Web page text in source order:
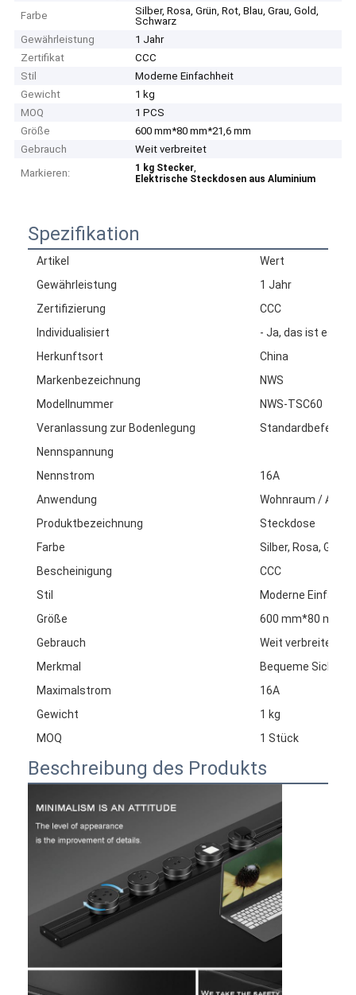
Startseite
Über uns
Fabrik Tour
Qualitätskontrolle
Farbe
Silber, Rosa, Grün, Rot, Blau, Grau, Gold,
Schwarz
Gewährleistung
1 Jahr
Zertifikat
CCC
Stil
Moderne Einfachheit
Gewicht
1 kg
MOQ
1 PCS
Größe
600 mm*80 mm*21,6 mm
Gebrauch
Weit verbreitet
Markieren:
1 kg Stecker,
Elektrische Steckdosen aus Aluminium
Spezifikation
Artikel
Wert
Gewährleistung
1 Jahr
Zertifizierung
CCC
Individualisiert
- Ja, das ist es.
Herkunftsort
China
Markenbezeichnung
NWS
Modellnummer
NWS-TSC60
Veranlassung zur Bodenlegung
Nennspannung
Nennstrom
16A
Anwendung
Wohnraum /
Produktbezeichnung
Steckdose
Farbe
Silber, Rosa, Grün,
Bescheinigung
CCC
Stil
Moderne
Größe
600 mm*80
Gebrauch
Weit verbreitet
Merkmal
Bequeme
Maximalstrom
16A
Gewicht
1 kg
MOQ
1 Stück
Beschreibung des Produkts